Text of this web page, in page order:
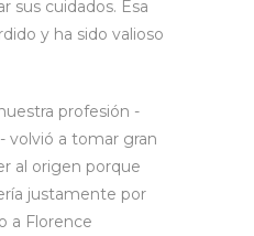
sus cuidados. Esa
y ha sido valioso
profesión -
volvió a tomar gran
al origen porque
justamente por
a Florence